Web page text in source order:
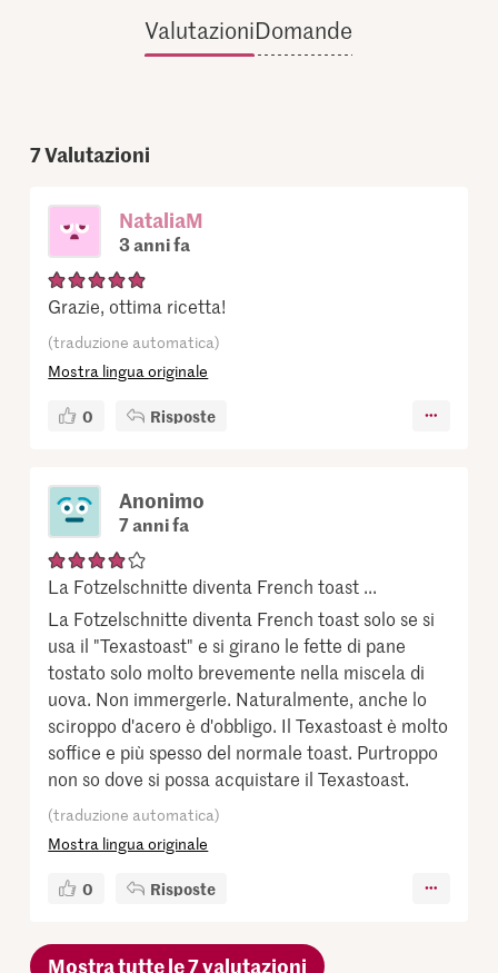
ValutazioniDomande
7Valutazioni
NataliaM
3 anni fa
Grazie, ottima ricetta!
(traduzione automatica)
Mostra lingua originale
0 Risposte
Anonimo
7 anni fa
La Fotzelschnitte diventa French toast ...
La Fotzelschnitte diventa French toast solo se si
usa il "Texastoast" e si girano le fette di pane
tostato solo molto brevemente nella miscela di
uova. Non immergerle. Naturalmente, anche lo
sciroppo d'acero è d'obbligo. Il Texastoast è molto
soffice e più spesso del normale toast. Purtroppo
non so dove si possa acquistare il Texastoast.
(traduzione automatica)
Mostra lingua originale
0 Risposte
Mostra tutte le 7 valutazioni